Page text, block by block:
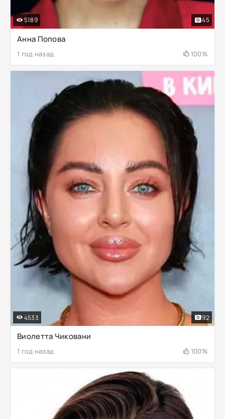
Анна Попова
1 год назад 100%
5189 45
Виолетта Чиковани
1 год назад 100%
4533 92